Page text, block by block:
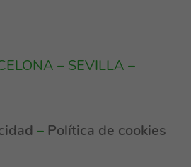
– SEVILLA –
– Política de cookies